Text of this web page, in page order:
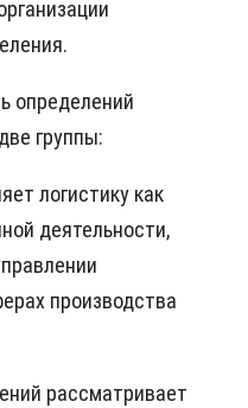
определений
группы:
логистику как
деятельности,
производства
рассматривает